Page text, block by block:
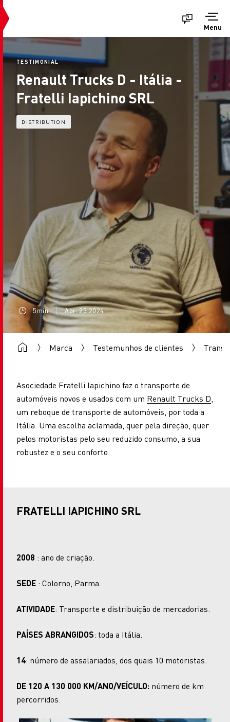
Menu
TESTIMONIAL
Renault Trucks D - Itália -
Fratelli Iapichino SRL
DISTRIBUTION
5min Abr. 23 2024
Marca Testemunhos de clientes
Asociedade Fratelli lapichino faz o transporte de
automóveis novos e usados com um Renault Trucks D
um reboque de transporte de automóveis, por toda a
Itália. Uma escolha aclamada, quer pela direção, quer
pelos motoristas pelo seu reduzido consumo, a sua
robustez e o seu conforto.
FRATELLI IAPICHINO SRL
2008 : ano de criação.
SEDE : Colorno, Parma.
ATIVIDADE: Transporte e distribuição de mercadorias.
PAÍSES ABRANGIDOS: toda a Itália.
14: número de assalariados, dos quais 10 motoristas.
DE 120 A 130 000 KM/ANO/VEÍCULO: número de km
percorridos.